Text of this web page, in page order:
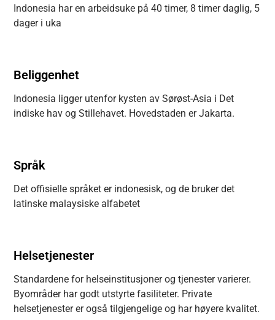
Indonesia har en arbeidsuke på 40 timer, 8 timer daglig, 5
dager i uka
Beliggenhet
Indonesia ligger utenfor kysten av Sørøst-Asia i Det
indiske hav og Stillehavet. Hovedstaden er Jakarta.
Språk
Det offisielle språket er indonesisk, og de bruker det
latinske malaysiske alfabetet
Helsetjenester
Standardene for helseinstitusjoner og tjenester varierer.
Byområder har godt utstyrte fasiliteter. Private
helsetjenester er også tilgjengelige og har høyere kvalitet.